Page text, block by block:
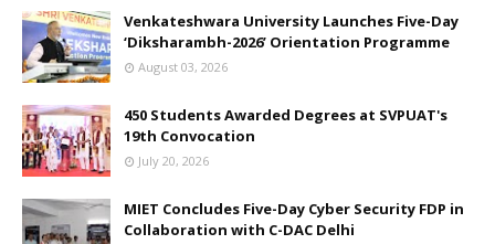
Venkateshwara University Launches Five-Day
‘Diksharambh-2026’ Orientation Programme
August 03, 2026
450 Students Awarded Degrees at SVPUAT's
19th Convocation
July 20, 2026
MIET Concludes Five-Day Cyber Security FDP in
Collaboration with C-DAC Delhi